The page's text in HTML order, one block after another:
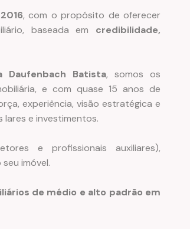
, com o propósito de oferecer
baseada em credibilidade,
Daufenbach Batista, somos os
e com quase 15 anos de
experiência, visão estratégica e
e investimentos.
e profissionais auxiliares),
imóvel.
de médio e alto padrão em